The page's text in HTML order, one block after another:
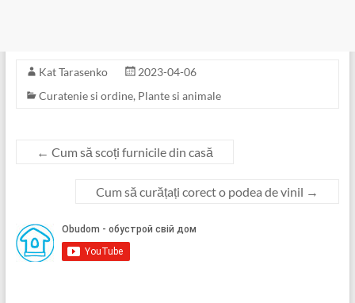
Kat Tarasenko
2023-04-06
Curatenie si ordine, Plante si animale
← Cum să scoți furnicile din casă
Cum să curățați corect o podea de vinil →